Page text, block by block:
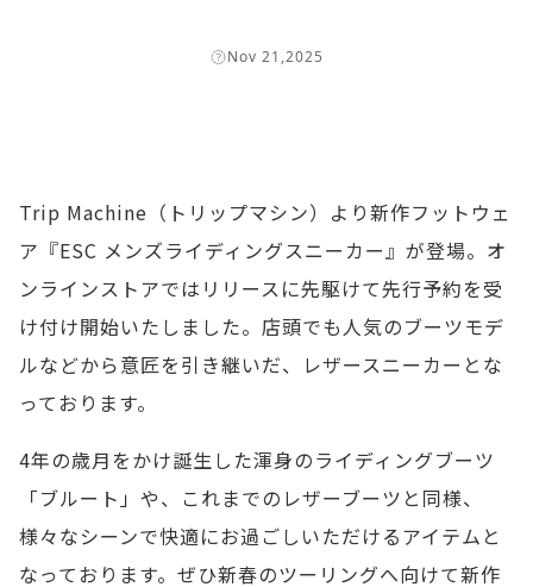
Nov 21,2025
Trip Machine（トリップマシン）より新作フットウェ
ア『ESC メンズライディングスニーカー』が登場。オ
ンラインストアではリリースに先駆けて先行予約を受
け付け開始いたしました。店頭でも人気のブーツモデ
ルなどから意匠を引き継いだ、レザースニーカーとな
っております。
4年の歳月をかけ誕生した渾身のライディングブーツ
「ブルート」や、これまでのレザーブーツと同様、
様々なシーンで快適にお過ごしいただけるアイテムと
なっております。ぜひ新春のツーリングへ向けて新作